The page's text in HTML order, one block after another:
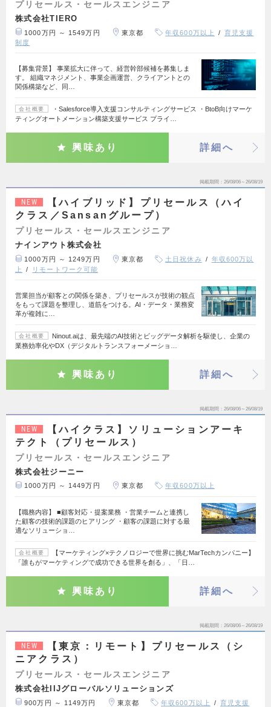
プリセールス・セールスエンジニア
株式会社TIERO
1000万円 ～ 1549万円 東京都 年収600万以上
育児支援
制度
【募集背景】 事業拡大に伴って、経営幹部候補を募集しま
す。 組織マネジメント、事業企画運営、クライアントとの
関係構築など、同…
会社概要
・Salesforce導入支援コンサルティングサービス ・BtoB向けマーケ
ティングオートメーション構築支援サービス プライ…
興味あり 詳細へ
掲載期間 26/08/06～26/08/19
NEW
【ハイブリッド】プリセールス（ハイ
クラス／Sansanグループ）
プリセールス・セールスエンジニア
ナインアウト株式会社
1000万円 ～ 1249万円 東京都 土日祝休み
年収600万以
上
リモートワーク可能
営業担当が顧客との関係を築き、プリセールスが技術の観点
をもって課題を整理し、道筋をつける。AI・データ・業務変
革が複雑に…
会社概要
Ninout.aiは、最先端のAI技術とビッグデータ解析を駆使し、企業の
業務効率化やDX（デジタルトランスフォーメーショ…
興味あり 詳細へ
掲載期間 26/08/06～26/08/19
NEW
【ハイクラス】ソリューションアーキ
テクト（プリセールス）
プリセールス・セールスエンジニア
株式会社ジーニー
1000万円 ～ 1449万円 東京都 年収600万以上
【職務内容】 ■顧客対応・提案業務 ・営業チームと連携し
た顧客の技術的課題のヒアリング ・顧客の課題に対する最
適なソリューショ…
会社概要
【マーケティング×テクノロジーで世界に挑むMarTechカンパニー】
「誰もがマーケティングで成功できる世界を創る」、「日…
興味あり 詳細へ
掲載期間 26/08/06～26/08/19
NEW
【東京：リモート】プリセールス（シ
ニアクラス）
プリセールス・セールスエンジニア
株式会社IIJグローバルソリューションズ
900万円 ～ 1149万円 東京都 年収600万以上
育児支援